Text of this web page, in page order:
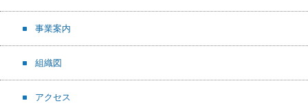
事業案内
組織図
アクセス